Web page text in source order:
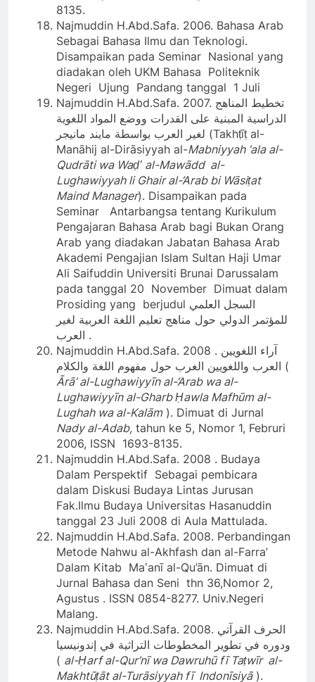
8135.
Najmuddin H.Abd.Safa. 2006. Bahasa Arab
Sebagai Bahasa Ilmu dan Teknologi.
Disampaikan pada Seminar Nasional yang
diadakan oleh UKM Bahasa Politeknik
Negeri Ujung Pandang tanggal 1 Juli
Najmuddin H.Abd.Safa. 2007. تخطيط المناهج
الدراسية المبنية على القدرات ووضع المواد اللغوية
لغير العرب بواسطة مايند مانيجر (Takhṭīṭ al-
Manāhij al-Dirāsiyyah al-Mabniyyah ‘ala al-
Qudrāti wa Waḍʽ al-Mawādd al-
Lughawiyyah li Ghair al-‘Arab bi Wāsiṭat
Maind Manager). Disampaikan pada
Seminar Antarbangsa tentang Kurikulum
Pengajaran Bahasa Arab bagi Bukan Orang
Arab yang diadakan Jabatan Bahasa Arab
Akademi Pengajian Islam Sultan Haji Umar
Ali Saifuddin Universiti Brunai Darussalam
pada tanggal 20 November Dimuat dalam
Prosiding yang berjudul السجل العلمي
للمؤتمر الدولي حول مناهج تعليم اللغة العربية لغير
العرب .
Najmuddin H.Abd.Safa. 2008 . آراء اللغويين
العرب واللغويين الغرب حول مفهوم اللغة والكلام (
Ārā’ al-Lughawiyyīn al-‘Arab wa al-
Lughawiyyīn al-Gharb Ḥawla Mafhūm al-
Lughah wa al-Kalām). Dimuat di Jurnal
Nady al-Adab, tahun ke 5, Nomor 1, Februri
2006, ISSN 1693-8135.
Najmuddin H.Abd.Safa. 2008 . Budaya
Dalam Perspektif Sebagai pembicara
dalam Diskusi Budaya Lintas Jurusan
Fak.Ilmu Budaya Universitas Hasanuddin
tanggal 23 Juli 2008 di Aula Mattulada.
Najmuddin H.Abd.Safa. 2008. Perbandingan
Metode Nahwu al-Akhfash dan al-Farra’
Dalam Kitab Maʽanī al-Qu’ān. Dimuat di
Jurnal Bahasa dan Seni thn 36,Nomor 2,
Agustus . ISSN 0854-8277. Univ.Negeri
Malang.
Najmuddin H.Abd.Safa. 2008. الحرف القرآتي
ودوره في تطوير المخطوطات التراثية في إندونيسيا
( al-Ḥarf al-Qur’nī wa Dawruhū fī Taṭwīr al-
Makhtūṭāt al-Turāsiyyah fī Indonīsiyā).